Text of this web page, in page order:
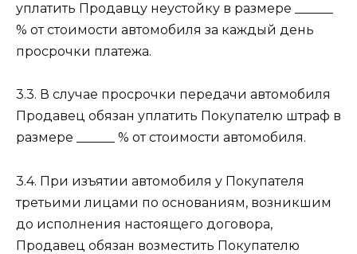
уплатить Продавцу неустойку в размере ______
% от стоимости автомобиля за каждый день
просрочки платежа.
3.3. В случае просрочки передачи автомобиля
Продавец обязан уплатить Покупателю штраф в
размере ______ % от стоимости автомобиля.
3.4. При изъятии автомобиля у Покупателя
третьими лицами по основаниям, возникшим
до исполнения настоящего договора,
Продавец обязан возместить Покупателю